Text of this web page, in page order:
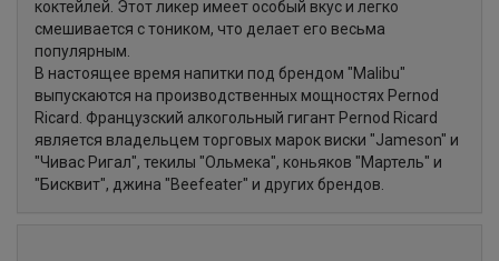
коктейлей. Этот ликер имеет особый вкус и легко
смешивается с тоником, что делает его весьма
популярным.
В настоящее время напитки под брендом "Malibu"
выпускаются на производственных мощностях Pernod
Ricard. Французский алкогольный гигант Pernod Ricard
является владельцем торговых марок виски "Jameson" и
"Чивас Ригал", текилы "Ольмека", коньяков "Мартель" и
"Бисквит", джина "Beefeater" и других брендов.